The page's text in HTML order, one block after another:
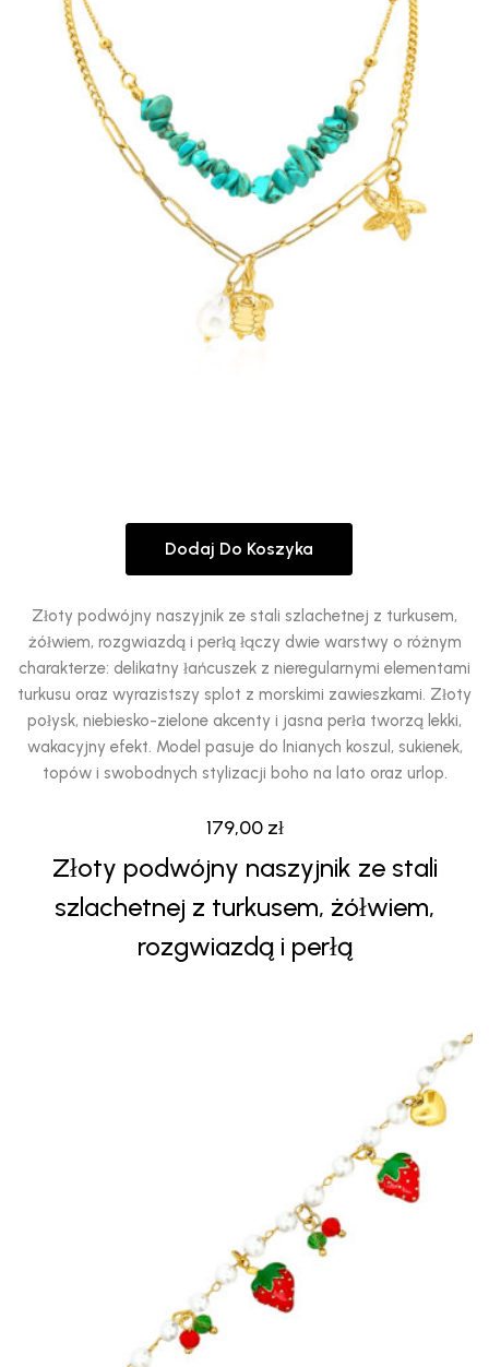
Złoty podwójny naszyjnik ze stali
szlachetnej z turkusem, żółwiem,
rozgwiazdą i perłą
179,00 zł
Złoty podwójny naszyjnik ze stali szlachetnej z turkusem,
żółwiem, rozgwiazdą i perłą łączy dwie warstwy o różnym
charakterze: delikatny łańcuszek z nieregularnymi elementami
turkusu oraz wyrazistszy splot z morskimi zawieszkami. Złoty
połysk, niebiesko-zielone akcenty i jasna perła tworzą lekki,
wakacyjny efekt. Model pasuje do lnianych koszul, sukienek,
topów i swobodnych stylizacji boho na lato oraz urlop.
Dodaj Do Koszyka